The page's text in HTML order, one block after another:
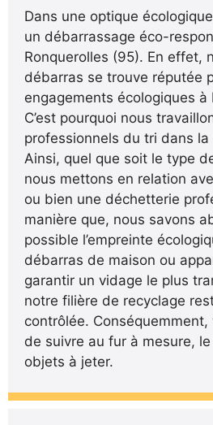
Dans une optique
un débarrassage éco-
Ronquerolles (95). En effet,
débarras se trouve réputée
engagements écologiques à
C’est pourquoi nous
professionnels du tri dans
Ainsi, quel que soit le type
nous mettons en relation
ou bien une déchetterie
manière que, nous savons
possible l’empreinte
débarras de maison ou
garantir un vidage le plus
notre filière de recyclage
contrôlée.
de suivre au fur à mesure,
objets à jeter.